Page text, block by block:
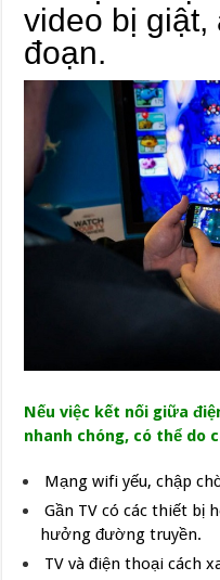
video bị giật,
đoạn.
Nếu việc kết nối giữa
nhanh chóng, có thể do
Mạng wifi yếu, chập
Gần TV có các thiết bị
hưởng đường truyền.
TV và điện thoại cách